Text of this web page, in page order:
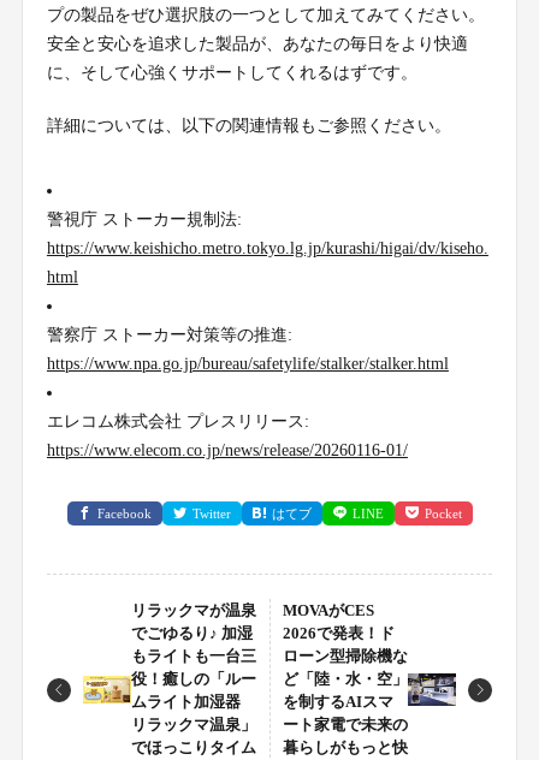
プの製品をぜひ選択肢の一つとして加えてみてください。
安全と安心を追求した製品が、あなたの毎日をより快適
に、そして心強くサポートしてくれるはずです。
詳細については、以下の関連情報もご参照ください。
警視庁 ストーカー規制法:
https://www.keishicho.metro.tokyo.lg.jp/kurashi/higai/dv/kiseho.
html
警察庁 ストーカー対策等の推進:
https://www.npa.go.jp/bureau/safetylife/stalker/stalker.html
エレコム株式会社 プレスリリース:
https://www.elecom.co.jp/news/release/20260116-01/
Facebook Twitter はてブ LINE Pocket
リラックマが温泉
でごゆるり♪ 加湿
もライトも一台三
役！癒しの「ルー
ムライト加湿器
リラックマ温泉」
でほっこりタイム
MOVAがCES
2026で発表！ド
ローン型掃除機な
ど「陸・水・空」
を制するAIスマ
ート家電で未来の
暮らしがもっと快